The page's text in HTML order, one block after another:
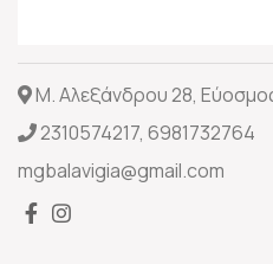
Μ. Αλεξάνδρου 28,
2310574217, 6981732764
mgbalavigia@gmail.com